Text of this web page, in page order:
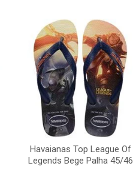
Havaianas Top League Of
Legends Bege Palha 45/46